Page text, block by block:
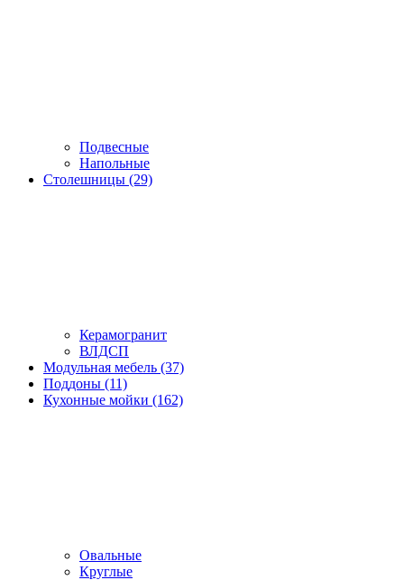
Подвесные
Напольные
Столешницы (29)
Керамогранит
ВЛДСП
Модульная мебель (37)
Поддоны (11)
Кухонные мойки (162)
Овальные
Круглые